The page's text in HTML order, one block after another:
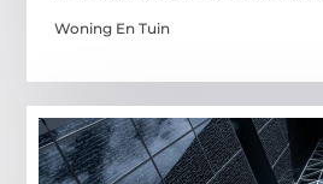
Woning En Tuin